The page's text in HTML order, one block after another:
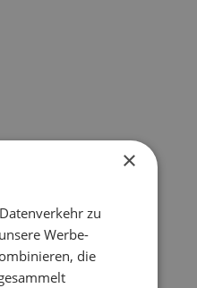
×
zu
Werbe-
die